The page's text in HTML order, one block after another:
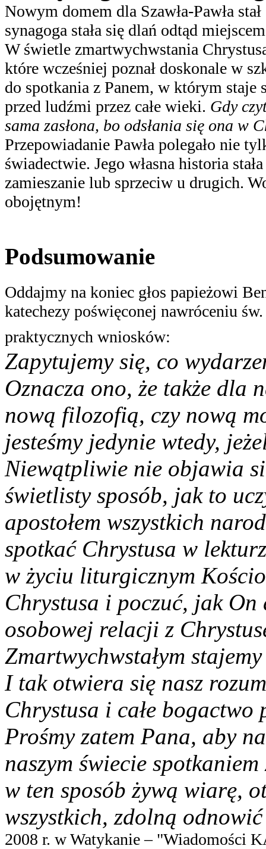
Nowym domem dla Szawła-Pawła
synagoga stała się dlań odtąd
W świetle zmartwychwstania
które wcześniej poznał doskonale w
do spotkania z Panem, w którym
przed ludźmi przez całe wieki. Gdy
sama zasłona, bo odsłania się ona w
Przepowiadanie Pawła polegało nie
świadectwie. Jego własna historia
zamieszanie lub sprzeciw u drugich.
obojętnym!
Podsumowanie
Oddajmy na koniec głos papieżowi
katechezy poświęconej nawróceniu
praktycznych wniosków:
Zapytujemy się, co
Oznacza ono, że także dla
nową filozofią, czy nową
jesteśmy jedynie wtedy,
Niewątpliwie nie objawia
świetlisty sposób, jak to
apostołem wszystkich
spotkać Chrystusa w
w życiu liturgicznym
Chrystusa i poczuć, jak
osobowej relacji z
Zmartwychwstałym
I tak otwiera się nasz
Chrystusa i całe bogactwo
Prośmy zatem Pana, aby
naszym świecie
w ten sposób żywą wiarę,
wszystkich, zdolną
2008 r. w Watykanie – "Wiadomości